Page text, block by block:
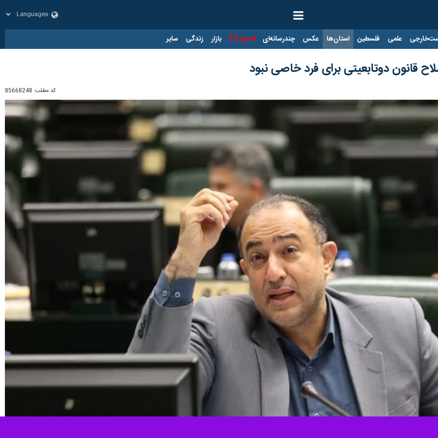
علمی فلسطین استان‌ها عکس چندرسانه‌ای ایرنا TV بازار زندگی سایر
قانون دوتابعیتی برای فرد خاصی نبود
کد مطلب: 85668248